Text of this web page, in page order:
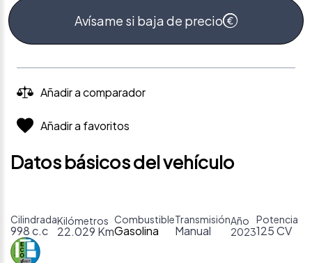
Avísame si baja de precio
Añadir a comparador
Añadir a favoritos
Datos básicos del vehículo
Cilindrada
998 c.c
Kilómetros
22.029 Km
Combustible
Gasolina
Transmisión
Manual
Año
2023
Potencia
125 CV